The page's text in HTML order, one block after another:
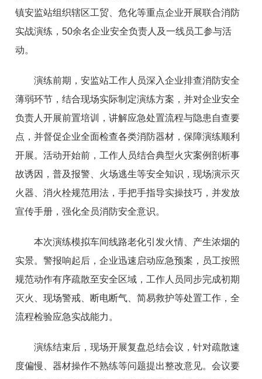
镇安监站组织辖区工贸、危化等重点企业开展联合消防
实战演练，50余名企业安全负责人及一线员工参与活
动。
演练前期，安监站工作人员深入企业排查消防安全
薄弱环节，结合现场实际制定演练方案，并对企业安全
负责人开展前置培训，讲解应急处置流程与隐患自查要
点，并督促企业全面检查各类消防器材，保障演练顺利
开展。活动开始前，工作人员结合典型火灾案例剖析事
故诱因，普及报警、火场逃生等安全知识，现场演示灭
火器、消火栓规范用法，手把手指导实操技巧，并发放
宣传手册，强化全员消防安全意识。
本次演练模拟车间线路老化引发火情、产生浓烟的
实景。警报响起后，企业迅速启动应急预案，员工按照
规范动作有序疏散至安全区域，工作人员同步完成初期
灭火、现场警戒、断电断气、简易救护等处置工作，全
流程检验应急实战能力。
演练结束后，现场开展复盘总结会议，针对疏散速
度偏慢、器材操作不熟练等问题提出整改意见。会议要